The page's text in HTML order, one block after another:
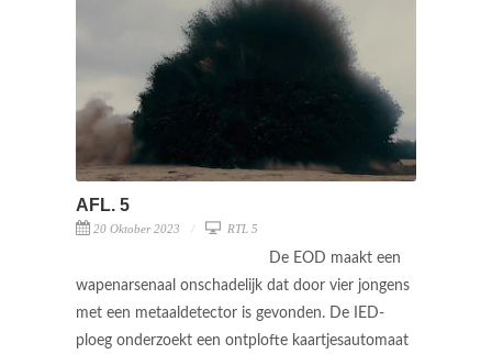
AFL. 5
20 Oktober 2023 RTL 5
De EOD maakt een
wapenarsenaal onschadelijk dat door vier jongens
met een metaaldetector is gevonden. De IED-
ploeg onderzoekt een ontplofte kaartjesautomaat